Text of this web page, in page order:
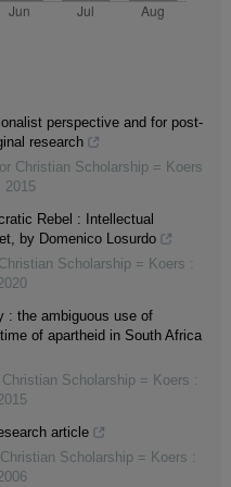
perspective and for post-
research
Christian Scholarship = Koers
2015
Rebel : Intellectual
by Domenico Losurdo
Scholarship = Koers :
: the ambiguous use of
of apartheid in South Africa
Scholarship = Koers :
article
Scholarship = Koers :